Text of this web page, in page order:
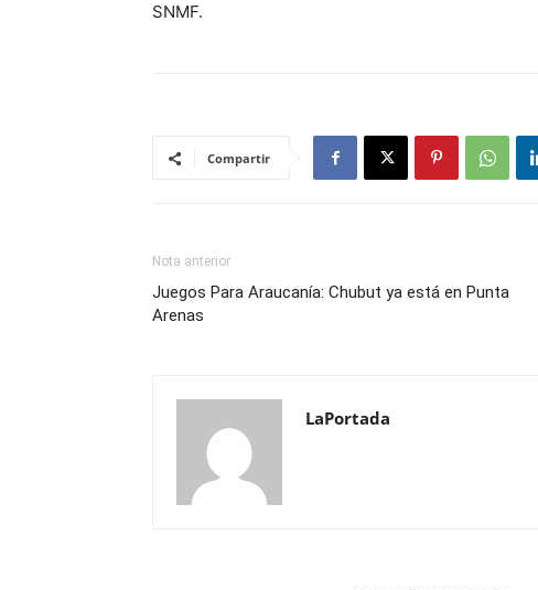
SNMF.
Compartir
Nota anterior
Juegos Para Araucanía: Chubut ya está en Punta
Arenas
LaPortada